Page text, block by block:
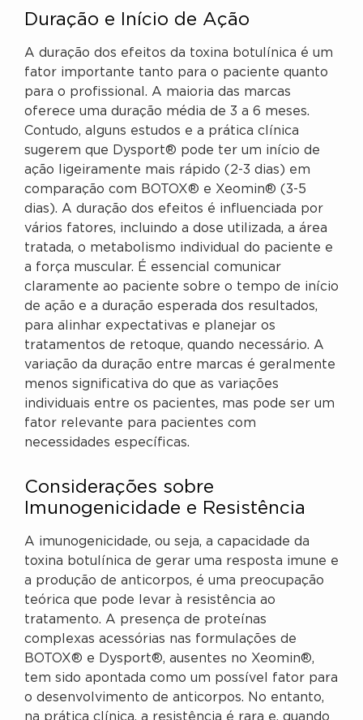
Duração e Início de Ação
A duração dos efeitos da toxina botulínica é um
fator importante tanto para o paciente quanto
para o profissional. A maioria das marcas
oferece uma duração média de 3 a 6 meses.
Contudo, alguns estudos e a prática clínica
sugerem que Dysport® pode ter um início de
ação ligeiramente mais rápido (2-3 dias) em
comparação com BOTOX® e Xeomin® (3-5
dias). A duração dos efeitos é influenciada por
vários fatores, incluindo a dose utilizada, a área
tratada, o metabolismo individual do paciente e
a força muscular. É essencial comunicar
claramente ao paciente sobre o tempo de início
de ação e a duração esperada dos resultados,
para alinhar expectativas e planejar os
tratamentos de retoque, quando necessário. A
variação da duração entre marcas é geralmente
menos significativa do que as variações
individuais entre os pacientes, mas pode ser um
fator relevante para pacientes com
necessidades específicas.
Considerações sobre
Imunogenicidade e Resistência
A imunogenicidade, ou seja, a capacidade da
toxina botulínica de gerar uma resposta imune e
a produção de anticorpos, é uma preocupação
teórica que pode levar à resistência ao
tratamento. A presença de proteínas
complexas acessórias nas formulações de
BOTOX® e Dysport®, ausentes no Xeomin®,
tem sido apontada como um possível fator para
o desenvolvimento de anticorpos. No entanto,
na prática clínica, a resistência é rara e, quando